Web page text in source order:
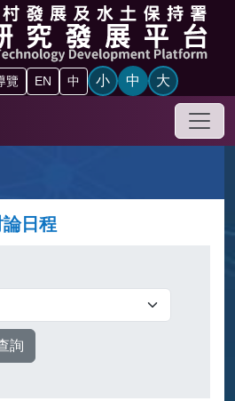
覽 EN 中 小 中 大
手機
日程